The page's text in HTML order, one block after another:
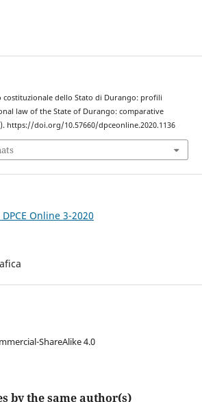
costituzionale dello Stato di Durango: profili
law of the State of Durango: comparative
https://doi.org/10.57660/dpceonline.2020.1136
Online 3-2020
ShareAlike 4.0
by the same author(s)